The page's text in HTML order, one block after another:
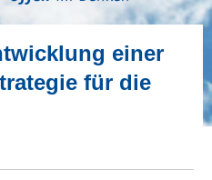
einer
für die